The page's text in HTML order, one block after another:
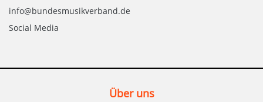
info@bundesmusikverband.de
Social Media
Über uns